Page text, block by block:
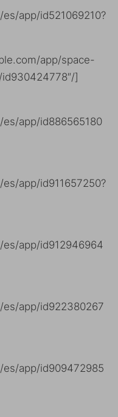
app/id521069210?
app/space-
]
app/id886565180
app/id911657250?
app/id912946964
app/id922380267
app/id909472985